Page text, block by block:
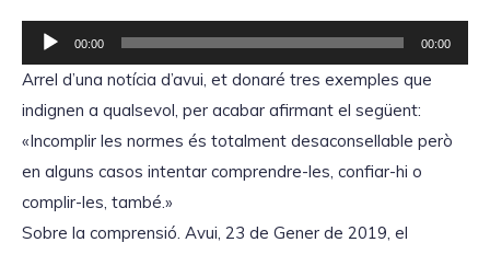
EMBED
e
00:00 00:00
Arrel d’una notícia d’avui, et donaré tres exemples que
indignen a qualsevol, per acabar afirmant el següent:
«Incomplir les normes és totalment desaconsellable però
en alguns casos intentar comprendre-les, confiar-hi o
complir-les, també.»
Sobre la comprensió. Avui, 23 de Gener de 2019, el